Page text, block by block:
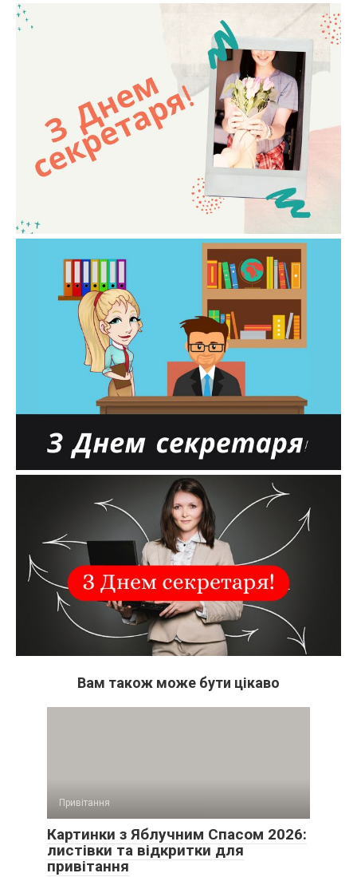
Вам також може бути цікаво
Привітання
Картинки з Яблучним Спасом 2026:
листівки та відкритки для
привітання